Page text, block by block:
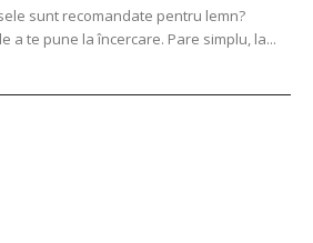
sunt recomandate pentru lemn?
a te pune la încercare. Pare simplu, la...